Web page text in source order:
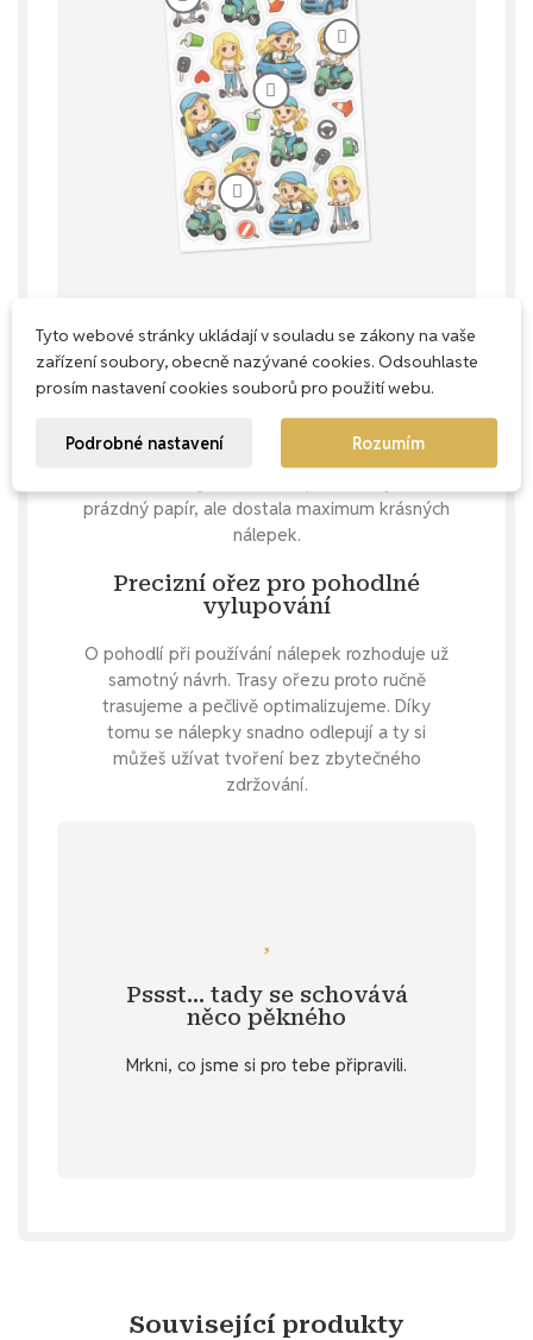
Každý milimetr má smysl
Naše aršíky navrhujeme s důrazem na
praktičnost – snažíme se využít každé
prázdný papír, ale dostala maximum krásných
nálepek.
Precizní ořez pro pohodlné
vylupování
O pohodlí při používání nálepek rozhoduje už
samotný návrh. Trasy ořezu proto ručně
trasujeme a pečlivě optimalizujeme. Díky
tomu se nálepky snadno odlepují a ty si
můžeš užívat tvoření bez zbytečného
zdržování.
Pssst… tady se schovává
něco pěkného
Mrkni, co jsme si pro tebe připravili.
u vybraných produktů v záložce
Specifikace . 💌 Nebo si přeješ
samolepku blondýnky v nějaké specifické
zadej si nálepku na přání.
Související produkty
Tyto webové stránky ukládají v souladu se zákony na vaše
zařízení soubory, obecně nazývané cookies. Odsouhlaste
prosím nastavení cookies souborů pro použití webu.
Podrobné nastavení Rozumím